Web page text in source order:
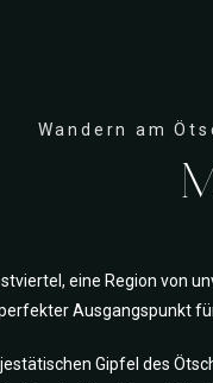
Wandern am
eine Region von
Ausgangspunkt
Gipfel des